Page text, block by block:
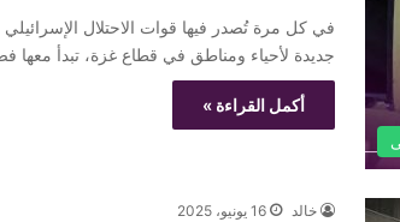
في كل مرة تُصدر فيها قوات الاحتلال الإسرائيلي
جديدة لأحياء ومناطق في قطاع غزة، تبدأ
أكمل القراءة »
خالد 16 يونيو، 2025